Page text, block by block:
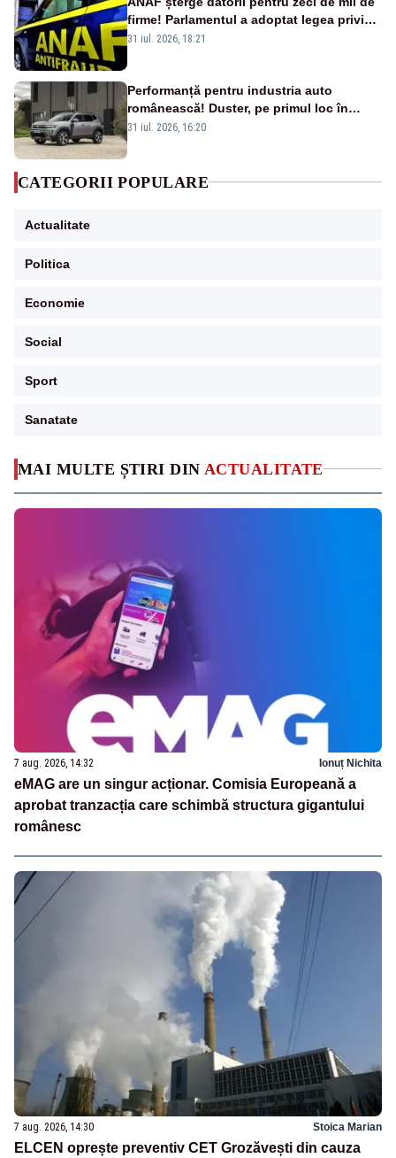
MAI MULTE ȘTIRI DIN ACTUALITATE
7 aug. 2026, 14:32 Ionuț Nichita
eMAG are un singur acționar. Comisia Europeană a
aprobat tranzacția care schimbă structura gigantului
românesc
7 aug. 2026, 14:30 Stoica Marian
ELCEN oprește preventiv CET Grozăvești din cauza
firme! Parlamentul a adoptat legea privind
amnistia fiscală
31 iul. 2026, 18:21
Performanță pentru industria auto
românească! Duster, pe primul loc în
topul vânzărilor din Ucraina
31 iul. 2026, 16:20
CATEGORII POPULARE
Actualitate
Politica
Economie
Social
Sport
Sanatate